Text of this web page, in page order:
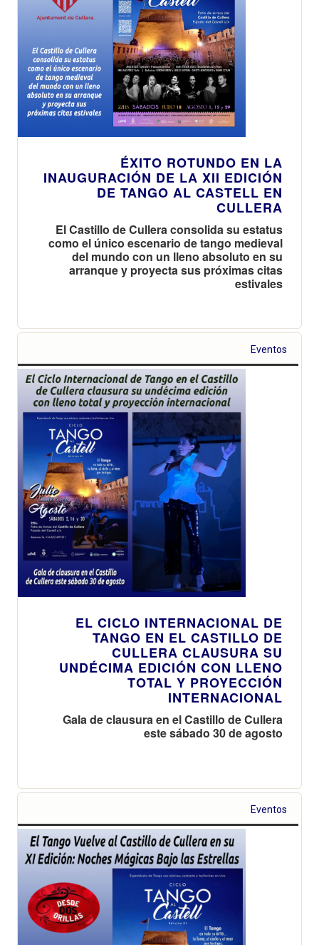
ÉXITO ROTUNDO EN LA
INAUGURACIÓN DE LA XII EDICIÓN
DE TANGO AL CASTELL EN
CULLERA
El Castillo de Cullera consolida su estatus
como el único escenario de tango medieval
del mundo con un lleno absoluto en su
arranque y proyecta sus próximas citas
estivales
Eventos
EL CICLO INTERNACIONAL DE
TANGO EN EL CASTILLO DE
CULLERA CLAUSURA SU
UNDÉCIMA EDICIÓN CON LLENO
TOTAL Y PROYECCIÓN
INTERNACIONAL
Gala de clausura en el Castillo de Cullera
este sábado 30 de agosto
Eventos